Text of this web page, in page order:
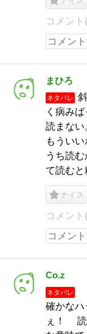
コメント
まひろ
ネタバレ
く病み
読まない
もうい
うち読
て読むと
ナイス
コメント
Co.z
ネタバレ
確かなハ
ぇ！ 読